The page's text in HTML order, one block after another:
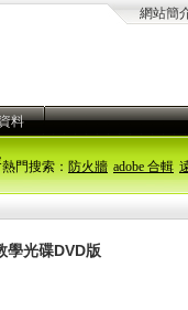
網站簡
料
熱門搜索：防火牆 adobe 合輯
學光碟DVD版